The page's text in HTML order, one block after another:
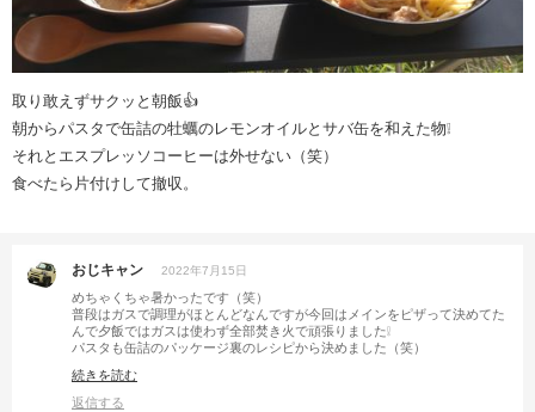
取り敢えずサクッと朝飯👍
朝からパスタで缶詰の牡蠣のレモンオイルとサバ缶を和えた物❕
それとエスプレッソコーヒーは外せない（笑）
食べたら片付けして撤収。
おじキャン 2022年7月15日
めちゃくちゃ暑かったです（笑）
普段はガスで調理がほとんどなんですが今回はメインをピザって決めてた
んで夕飯ではガスは使わず全部焚き火で頑張りました❕
パスタも缶詰のパッケージ裏のレシピから決めました（笑）
続きを読む
返信する